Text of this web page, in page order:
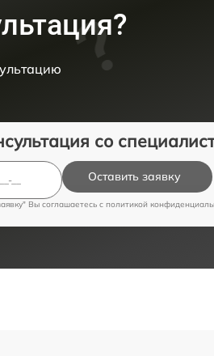
со
Оставить заявку
Вы соглашаетесь c политикой